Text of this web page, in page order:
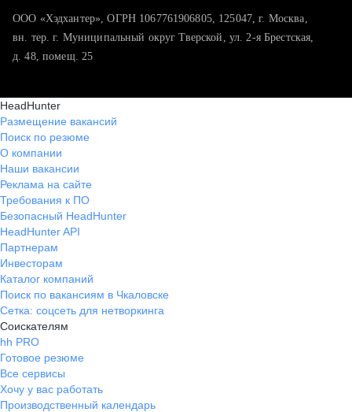
ООО «Хэдхантер», ОГРН 1067761906805, 125047, г. Москва,
вн. тер. г. Муниципальный округ Тверской, ул. 2-я Брестская,
д. 48, помещ. 25
HeadHunter
Размещение вакансий
Поиск по резюме
О компании
Наши вакансии
Реклама на сайте
Требования к ПО
Безопасный HeadHunter
HeadHunter API
Партнерам
Инвесторам
Каталог компаний
Поиск по вакансиям в Чкаловске
Сетка: соцсеть для нетворкинга
Соискателям
hh PRO
Готовое резюме
Все сервисы
Хочу у вас работать
Производственный календарь